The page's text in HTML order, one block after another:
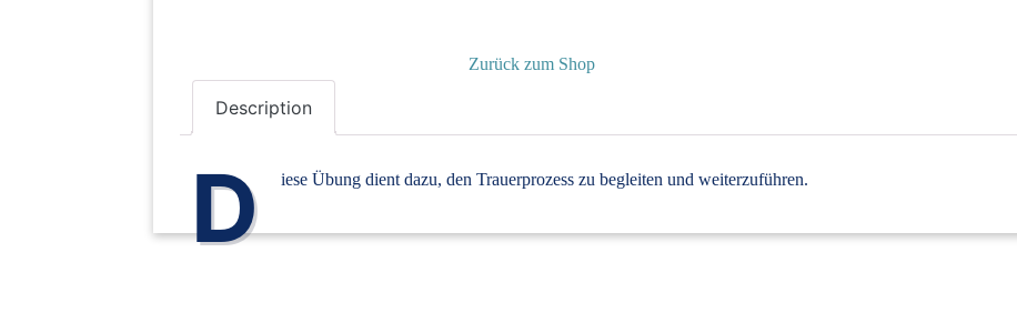
Zurück zum Shop
Description
D iese Übung dient dazu, den Trauerprozess zu begleiten und weiterzuführen.